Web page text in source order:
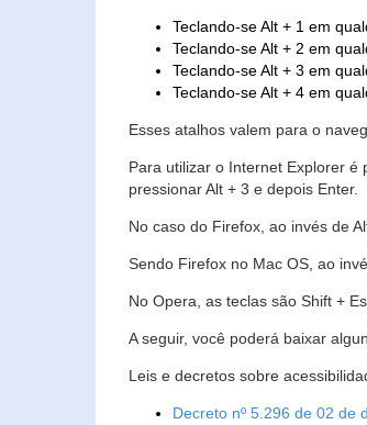
Teclando-se Alt + 1 em
Teclando-se Alt + 2 em
Teclando-se Alt + 3 em
Teclando-se Alt + 4 em
Esses atalhos valem para o
Para utilizar o Internet Explorer
pressionar Alt + 3 e depois Enter.
No caso do Firefox, ao invés de
Sendo Firefox no Mac OS, ao
No Opera, as teclas são Shift +
A seguir, você poderá baixar
Leis e decretos sobre
Decreto nº 5.296 de 02 de